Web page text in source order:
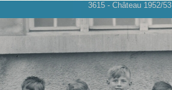
3615 - Château 1952/53